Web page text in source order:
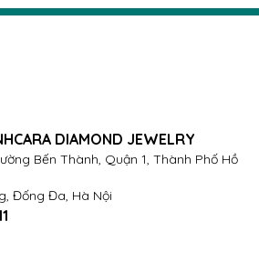
DIAMOND JEWELRY
Bến Thành, Quận 1, Thành Phố Hồ
Đống Đa, Hà Nội